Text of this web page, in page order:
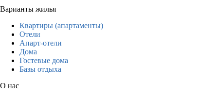
Варианты жилья
Квартиры (апартаменты)
Отели
Апарт-отели
Дома
Гостевые дома
Базы отдыха
О нас